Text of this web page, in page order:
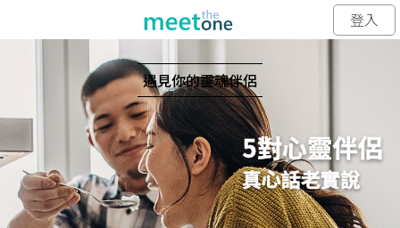
登入
5對心靈伴侶
真心話老實說
遇見你的靈魂伴侶